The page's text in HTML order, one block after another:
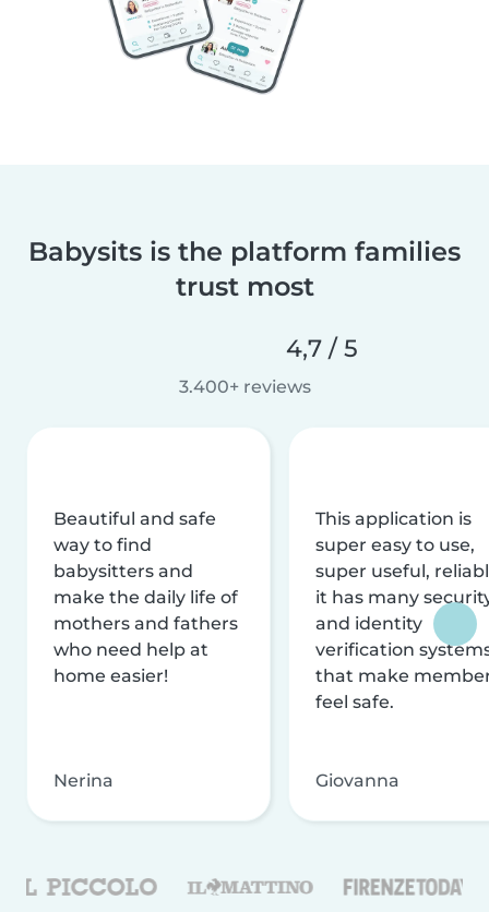
Babysits is the platform families
trust most
4,7 / 5
3.400+ reviews
Beautiful and safe
way to find
babysitters and
make the daily life of
mothers and fathers
who need help at
home easier!
Nerina
This application is
super easy to use,
super useful,
it has many
and identity
verification
that make
feel safe.
Giovanna